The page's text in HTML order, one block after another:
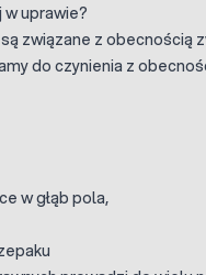
uprawie?
związane z obecnością
do czynienia z
w głąb pola,